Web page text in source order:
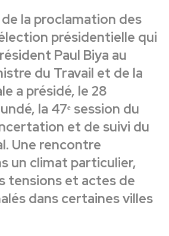
la proclamation des
présidentielle qui
Paul Biya au
du Travail et de la
a présidé, le 28
la 47ᵉ session du
et de suivi du
Une rencontre
un climat particulier,
tensions et actes de
dans certaines villes